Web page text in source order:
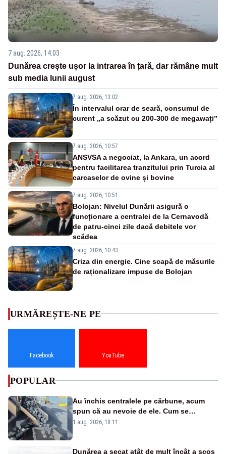
7 aug. 2026, 14:03
Dunărea crește ușor la intrarea în țară, dar rămâne mult
sub media lunii august
7 aug. 2026, 13:02
În intervalul orar de seară, consumul de
curent „a scăzut cu 200-300 de megawați”
7 aug. 2026, 10:57
ANSVSA a negociat, la Ankara, un acord
pentru facilitarea tranzitului prin Turcia al
carcaselor de ovine și bovine
7 aug. 2026, 10:51
Bolojan: Nivelul Dunării asigură o
funcționare a centralei de la Cernavodă
de patru-cinci zile dacă debitele vor
scădea
7 aug. 2026, 10:43
Criza din energie. Cine scapă de măsurile
de raționalizare impuse de Bolojan
URMĂREȘTE-NE PE
Facebook YouTube
POPULAR
Au închis centralele pe cărbune, acum
spun că au nevoie de ele. Cum se
pasează vina în plină criză energetică
1 aug. 2026, 18:11
Dunărea a secat atât de mult încât a scos